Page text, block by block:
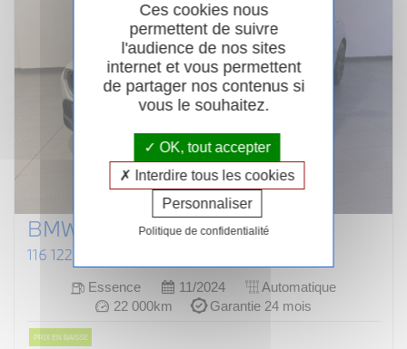
BMW SERIE 1 F70
116 122 CH DKG7 M SPORT DESIGN
Essence 11/2024
Automatique
22 000km
Garantie 24 mois
PRIX EN BAISSE
Ces cookies nous
permettent de suivre
l'audience de nos sites
internet et vous permettent
de partager nos contenus si
vous le souhaitez.
OK, tout accepter
Interdire tous les cookies
Personnaliser
Politique de confidentialité